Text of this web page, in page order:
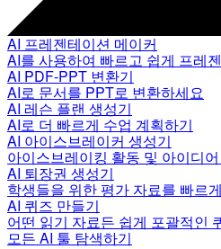
AI 프레젠테이션 메이커
AI를 사용하여 빠르고 쉽게 프레
AI PDF-PPT 변환기
AI로 문서를 PPT로 변환하세요
AI 레슨 플랜 생성기
AI로 더 빠르게 수업 계획하기
AI 아이스브레이커 생성기
아이스브레이킹 활동 및 아이디
AI 퇴장권 생성기
학생들을 위한 평가 자료를 빠르
AI 퀴즈 만들기
어떤 읽기 자료든 쉽게 포괄적인
모든 AI 툴 탐색하기